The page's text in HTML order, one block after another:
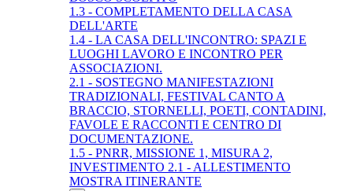
1.3 - COMPLETAMENTO DELLA CASA
DELL'ARTE
1.4 - LA CASA DELL'INCONTRO: SPAZI E
LUOGHI LAVORO E INCONTRO PER
ASSOCIAZIONI.
2.1 - SOSTEGNO MANIFESTAZIONI
TRADIZIONALI, FESTIVAL CANTO A
BRACCIO, STORNELLI, POETI, CONTADINI,
FAVOLE E RACCONTI E CENTRO DI
DOCUMENTAZIONE.
1.5 - PNRR, MISSIONE 1, MISURA 2,
INVESTIMENTO 2.1 - ALLESTIMENTO
MOSTRA ITINERANTE